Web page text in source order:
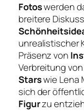
Fotoswerden
breitere
unrealistischer
Präsenz von
Verbreitung von
Starswie Lena
sich der
Figurzu